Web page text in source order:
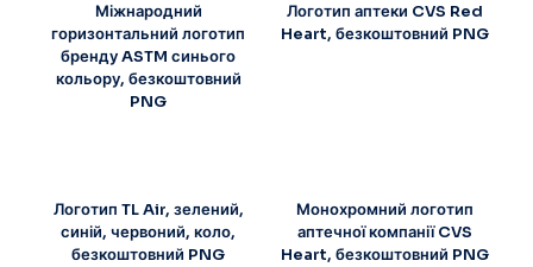
Міжнародний
горизонтальний логотип
бренду ASTM синього
кольору, безкоштовний
PNG
Логотип аптеки CVS Red
Heart, безкоштовний PNG
Логотип TL Air, зелений,
синій, червоний, коло,
безкоштовний PNG
Монохромний логотип
аптечної компанії CVS
Heart, безкоштовний PNG